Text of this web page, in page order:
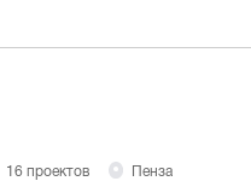
16 проектов Пенза